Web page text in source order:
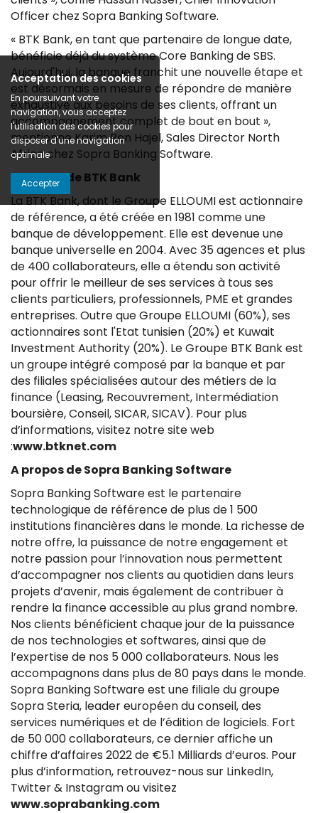
Acceptation des cookies
En poursuivant votre
navigation, vous acceptez
l'utilisation des cookies pour
disposer d'une navigation
optimale
Accepter
Officer chez Sopra Banking Software.
« BTK Bank, en tant que partenaire de longue date,
bénéficie déjà du système Core Banking de SBS.
Aujourd'hui, la banque franchit une nouvelle étape et
est désormais en mesure de répondre de manière
exhaustive aux besoins de ses clients, offrant un
accompagnement complet de bout en bout »,
mentionne Karim Ben Hajel, Sales Director North
Africa chez Sopra Banking Software.
A propos de BTK Bank
La BTK Bank, dont le Groupe ELLOUMI est actionnaire
de référence, a été créée en 1981 comme une
banque de développement. Elle est devenue une
banque universelle en 2004. Avec 35 agences et plus
de 400 collaborateurs, elle a étendu son activité
pour offrir le meilleur de ses services à tous ses
clients particuliers, professionnels, PME et grandes
entreprises. Outre que Groupe ELLOUMI (60%), ses
actionnaires sont l'Etat tunisien (20%) et Kuwait
Investment Authority (20%). Le Groupe BTK Bank est
un groupe intégré composé par la banque et par
des filiales spécialisées autour des métiers de la
finance (Leasing, Recouvrement, Intermédiation
boursière, Conseil, SICAR, SICAV). Pour plus
d’informations, visitez notre site web
:www.btknet.com
A propos de Sopra Banking Software
Sopra Banking Software est le partenaire
technologique de référence de plus de 1 500
institutions financières dans le monde. La richesse de
notre offre, la puissance de notre engagement et
notre passion pour l’innovation nous permettent
d’accompagner nos clients au quotidien dans leurs
projets d’avenir, mais également de contribuer à
rendre la finance accessible au plus grand nombre.
Nos clients bénéficient chaque jour de la puissance
de nos technologies et softwares, ainsi que de
l’expertise de nos 5 000 collaborateurs. Nous les
accompagnons dans plus de 80 pays dans le monde.
Sopra Banking Software est une filiale du groupe
Sopra Steria, leader européen du conseil, des
services numériques et de l’édition de logiciels. Fort
de 50 000 collaborateurs, ce dernier affiche un
chiffre d’affaires 2022 de €5.1 Milliards d’euros. Pour
plus d’information, retrouvez-nous sur LinkedIn,
Twitter & Instagram ou visitez
www.soprabanking.com